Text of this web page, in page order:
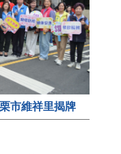
市維祥里揭牌